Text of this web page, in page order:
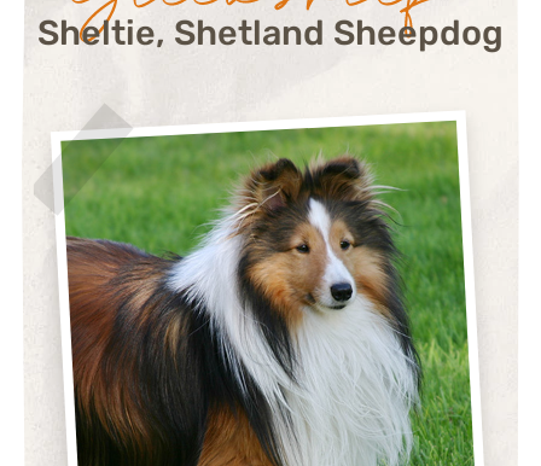
Steckbrief:
Sheltie, Shetland Sheepdog